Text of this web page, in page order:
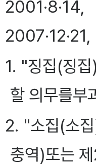
1. "징집(징
할 의무를부
2. "소집(소
충역)또는